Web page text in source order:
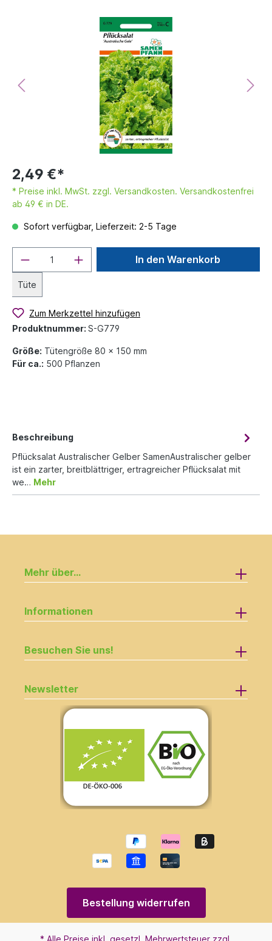
2,49 €*
* Preise inkl. MwSt. zzgl. Versandkosten. Versandkostenfrei
ab 49 € in DE.
Sofort verfügbar, Lieferzeit: 2-5 Tage
Tüte
In den Warenkorb
Zum Merkzettel hinzufügen
Produktnummer: S-G779
Größe: Tütengröße 80 x 150 mm
Für ca.: 500 Pflanzen
Beschreibung
Pflücksalat Australischer Gelber SamenAustralischer gelber
ist ein zarter, breitblättriger, ertragreicher Pflücksalat mit
we… Mehr
Mehr über...
Informationen
Besuchen Sie uns!
Newsletter
Bestellung widerrufen
* Alle Preise inkl. gesetzl. Mehrwertsteuer zzgl.